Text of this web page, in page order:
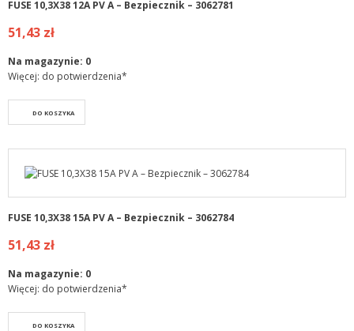
FUSE 10,3X38 12A PV A – Bezpiecznik – 3062781
51,43 zł
Na magazynie: 0
Więcej: do potwierdzenia*
DO KOSZYKA
FUSE 10,3X38 15A PV A – Bezpiecznik – 3062784
51,43 zł
Na magazynie: 0
Więcej: do potwierdzenia*
DO KOSZYKA